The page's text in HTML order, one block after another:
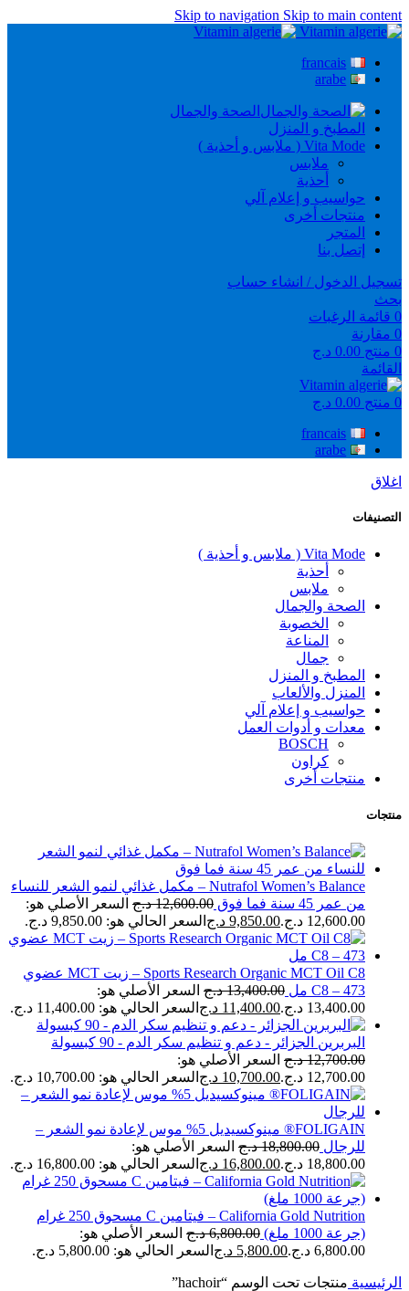
Skip to navigation Skip to main content
francais
arabe
الصحة والجمال
المطبخ و المنزل
Vita Mode ( ملابس و أحذية )
ملابس
أحذية
حواسيب و إعلام آلي
منتجات أخرى
المتجر
إتصل بنا
تسجيل الدخول / انشاء حساب
بحث
0 قائمة الرغبات
0 مقارنة
0 منتج 0.00 د.ج
القائمة
0 منتج 0.00 د.ج
francais
arabe
اغلاق
التصنيفات
Vita Mode ( ملابس و أحذية )
أحذية
ملابس
الصحة والجمال
الخصوبة
المناعة
جمال
المطبخ و المنزل
المنزل والألعاب
حواسيب و إعلام آلي
معدات و أدوات العمل
BOSCH
كراون
منتجات أخرى
منتجات
Nutrafol Women’s Balance – مكمل غذائي لنمو الشعر للنساء
من عمر 45 سنة فما فوق
12,600.00 د.ج السعر الأصلي هو:
12,600.00 د.ج.
9,850.00 د.ج السعر الحالي هو: 9,850.00 د.ج.
Sports Research Organic MCT Oil C8 – زيت MCT عضوي
C8 – 473 مل
13,400.00 د.ج السعر الأصلي هو:
13,400.00 د.ج.
11,400.00 د.ج السعر الحالي هو: 11,400.00 د.ج.
البربرين الجزائر - دعم و تنظيم سكر الدم - 90 كبسولة
12,700.00 د.ج السعر الأصلي هو:
12,700.00 د.ج.
10,700.00 د.ج السعر الحالي هو: 10,700.00 د.ج.
FOLIGAIN® مينوكسيديل 5% موس لإعادة نمو الشعر –
للرجال 18,800.00 د.ج السعر الأصلي هو:
18,800.00 د.ج.
16,800.00 د.ج السعر الحالي هو: 16,800.00 د.ج.
California Gold Nutrition – فيتامين C مسحوق 250 غرام
(جرعة 1000 ملغ)
6,800.00 د.ج السعر الأصلي هو:
6,800.00 د.ج.
5,800.00 د.ج السعر الحالي هو: 5,800.00 د.ج.
الرئيسية منتجات تحت الوسم “hachoir”